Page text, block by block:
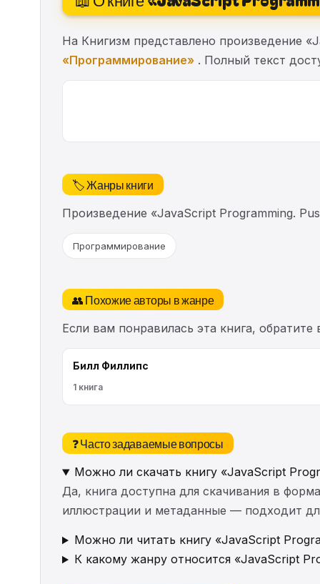
На Книгизм представлено произведение
«Программирование» . Полный текст
🏷️ Жанры книги
Произведение «JavaScript Programming.
Программирование
👥 Похожие авторы в жанре
Если вам понравилась эта книга,
Билл Филлипс
1 книга
❓ Часто задаваемые вопросы
Можно ли скачать книгу «JavaScript
Да, книга доступна для скачивания в
иллюстрации и метаданные — подходит
Можно ли читать книгу «JavaScript
К какому жанру относится «JavaScript